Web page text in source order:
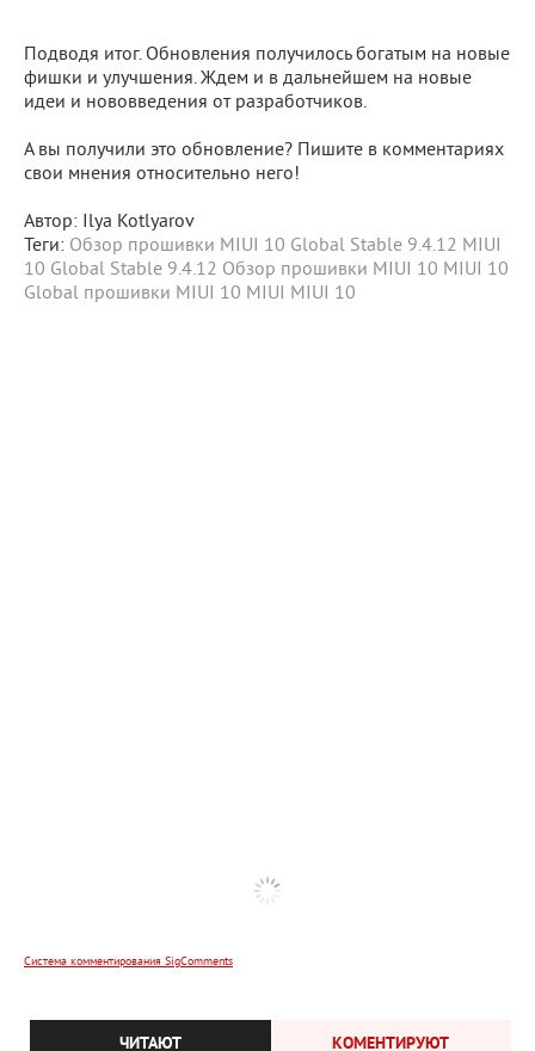
Подводя итог. Обновления получилось богатым на новые
фишки и улучшения. Ждем и в дальнейшем на новые
идеи и нововведения от разработчиков.
А вы получили это обновление? Пишите в комментариях
свои мнения относительно него!
Автор: Ilya Kotlyarov
Теги: Обзор прошивки MIUI 10 Global Stable 9.4.12 MIUI
10 Global Stable 9.4.12 Обзор прошивки MIUI 10 MIUI 10
Global прошивки MIUI 10 MIUI MIUI 10
Система комментирования SigComments
ЧИТАЮТ КОМЕНТИРУЮТ